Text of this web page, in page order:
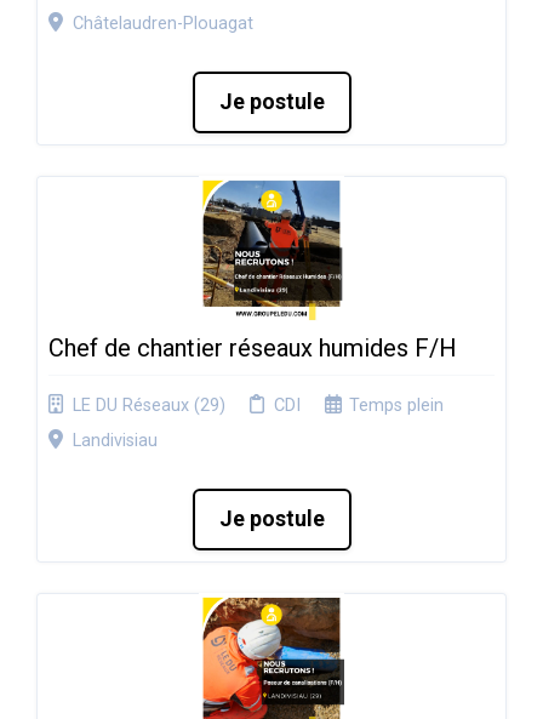
Châtelaudren-Plouagat
Je postule
Chef de chantier réseaux humides F/H
LE DU Réseaux (29) CDI
Temps plein
Landivisiau
Je postule